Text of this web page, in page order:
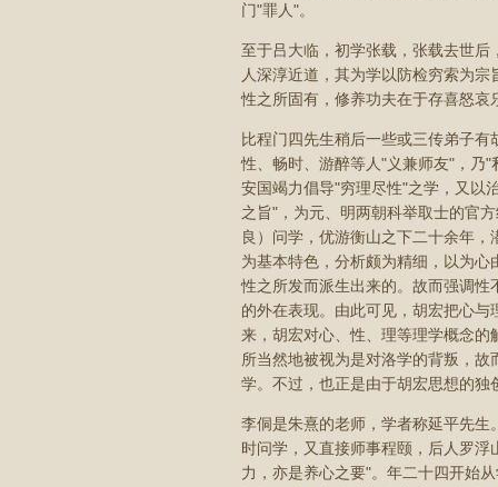
门"罪人"。
至于吕大临，初学张载，张载去世
人深淳近道，其为学以防检穷索为
性之所固有，修养功夫在于存喜怒哀
比程门四先生稍后一些或三传弟子
性、畅时、游醉等人"义兼师友"，乃
安国竭力倡导"穷理尽性"之学，又以
之旨"，为元、明两朝科举取士的官
良）问学，优游衡山之下二十余年
为基本特色，分析颇为精细，以为
性之所发而派生出来的。故而强调
的外在表现。由此可见，胡宏把心
来，胡宏对心、性、理等理学概念
所当然地被视为是对洛学的背叛，
学。不过，也正是由于胡宏思想的
李侗是朱熹的老师，学者称延平先
时问学，又直接师事程颐，后人罗
力，亦是养心之要"。年二十四开始